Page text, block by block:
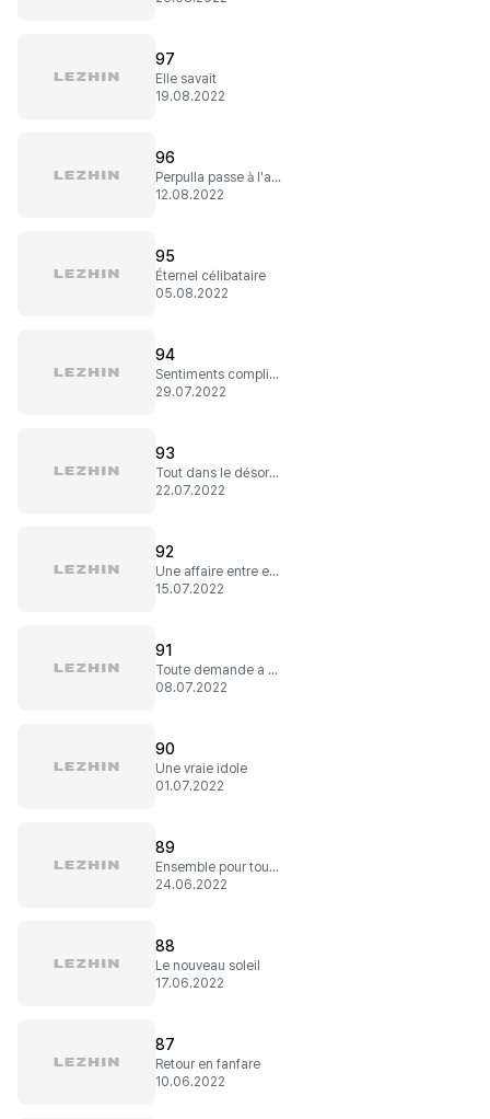
97
Elle savait
19.08.2022
96
Perpulla passe à l'action
12.08.2022
95
Éternel célibataire
05.08.2022
94
Sentiments compliqués
29.07.2022
93
Tout dans le désordre
22.07.2022
92
Une affaire entre eux
15.07.2022
91
Toute demande a des conséquences
08.07.2022
90
Une vraie idole
01.07.2022
89
Ensemble pour toujours
24.06.2022
88
Le nouveau soleil
17.06.2022
87
Retour en fanfare
10.06.2022